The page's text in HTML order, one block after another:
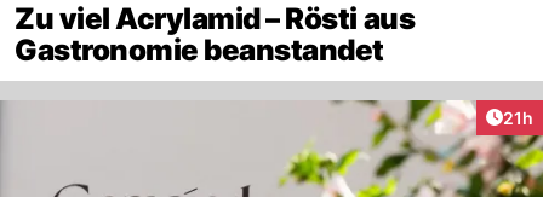
Zu viel Acrylamid – Rösti aus
Gastronomie beanstandet
21h